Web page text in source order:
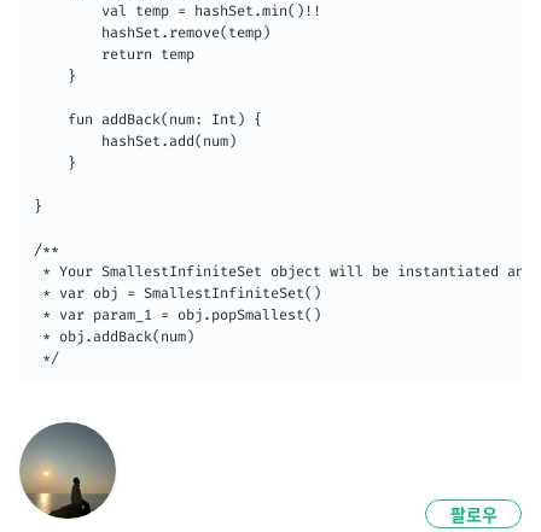
        val temp = hashSet.min()!!
        hashSet.remove(temp)
        return temp
    }
    fun addBack(num: Int) {
        hashSet.add(num)
    }
}
/**
* Your SmallestInfiniteSet object will be instantiated and
* var obj = SmallestInfiniteSet()
* var param_1 = obj.popSmallest()
* obj.addBack(num)
*/
팔로우